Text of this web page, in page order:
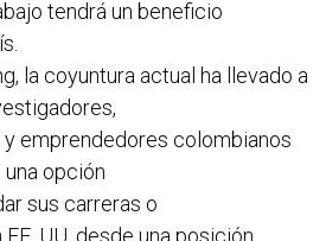
tendrá un beneficio
la coyuntura actual ha llevado a
emprendedores colombianos
opción
sus carreras o
UU. desde una posición